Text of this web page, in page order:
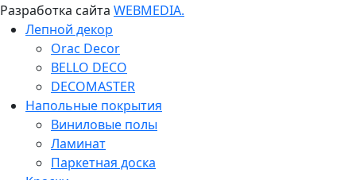
Разработка сайта WEBMEDIA.
Лепной декор
Orac Decor
BELLO DECO
DECOMASTER
Напольные покрытия
Виниловые полы
Ламинат
Паркетная доска